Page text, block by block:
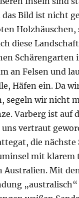
Bild ist nicht
diese
Schärengarten
an Felsen und
Häfen ein. Da
segeln wir nicht
Varberg ist auf
vertraut
die
mit klarem
Australien. Mit